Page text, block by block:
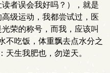
者误会我好吗？），就是
级运动，我都尝试过，医
荣的称号，而我，应该叫
不吃饭，体重飘去点水分之
天生我肥也，勿逆天。